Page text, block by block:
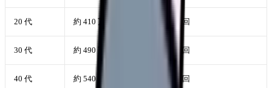
20 代 約 410 万円 4-6 回
30 代 約 490 万円 4-8 回
40 代 約 540 万円 3-6 回